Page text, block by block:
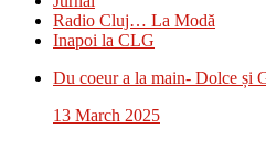
Radio Cluj… La Modă
Inapoi la CLG
Du coeur a la main- Dolce și
13 March 2025